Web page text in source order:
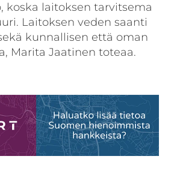
koska laitoksen tarvitsema
Laitoksen veden saanti
kunnallisen että oman
Marita Jaatinen toteaa.